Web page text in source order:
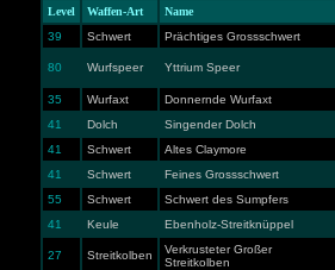
Level Waffen-Art Name
39
Schwert Prächtiges Grossschwert
80 Wurfspeer Yttrium Speer
35 Wurfaxt Donnernde Wurfaxt
41
Dolch Singender Dolch
41
Schwert Altes Claymore
41
Schwert Feines Grossschwert
55
Schwert Schwert des Sumpfers
41
Keule Ebenholz-Streitknüppel
27 Streitkolben
Verkrusteter Großer
Streitkolben